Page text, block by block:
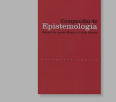
45%